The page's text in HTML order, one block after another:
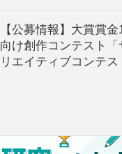
【公募情報】大賞賞
向け創作コンテスト「
リエイティブコンテ